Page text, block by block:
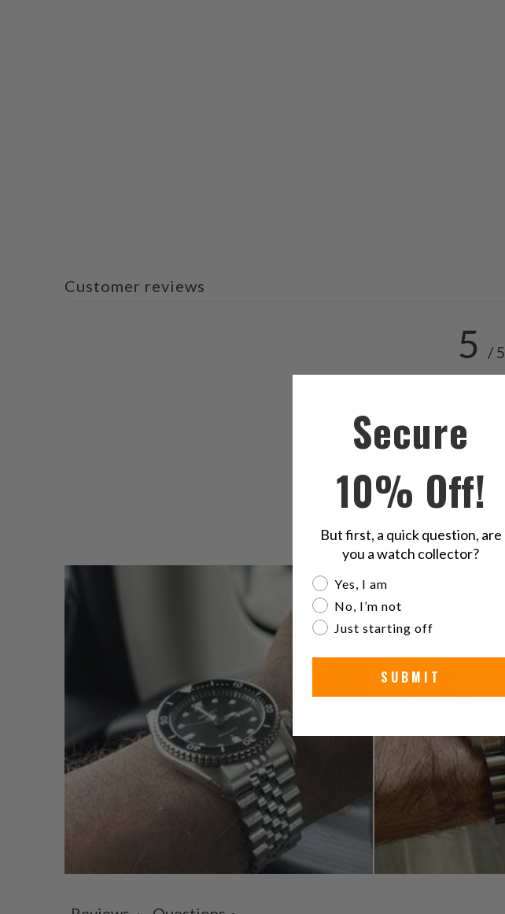
Customer reviews
5 / 5
4
Secure
10% Off!
But first, a quick question, are
you a watch collector?
Are you a watch collector?
Yes, I am
No, I’m not
Just starting off
SUBMIT